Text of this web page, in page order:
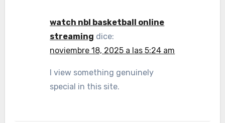
watch nbl basketball online
streaming dice:
noviembre 18, 2025 a las 5:24 am
I view something genuinely
special in this site.